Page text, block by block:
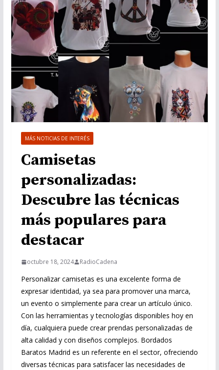
MÁS NOTICIAS DE INTERÉS
Camisetas
personalizadas:
Descubre las técnicas
más populares para
destacar
octubre 18, 2024 RadioCadena
Personalizar camisetas es una excelente forma de
expresar identidad, ya sea para promover una marca,
un evento o simplemente para crear un artículo único.
Con las herramientas y tecnologías disponibles hoy en
día, cualquiera puede crear prendas personalizadas de
alta calidad y con diseños complejos. Bordados
Baratos Madrid es un referente en el sector, ofreciendo
diversas técnicas para satisfacer las necesidades de